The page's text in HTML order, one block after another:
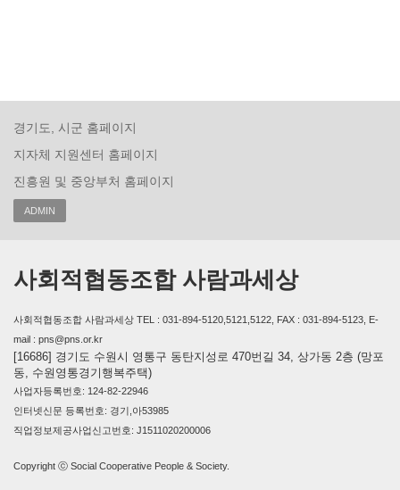
경기도, 시군 홈페이지
지자체 지원센터 홈페이지
진흥원 및 중앙부처 홈페이지
ADMIN
사회적협동조합 사람과세상
사회적협동조합 사람과세상 TEL : 031-894-5120,5121,5122, FAX : 031-894-5123, E-
mail : pns@pns.or.kr
[16686] 경기도 수원시 영통구 동탄지성로 470번길 34, 상가동 2층 (망포
동, 수원영통경기행복주택)
사업자등록번호: 124-82-22946
인터넷신문 등록번호: 경기,아53985
직업정보제공사업신고번호: J1511020200006
Copyright ⓒ Social Cooperative People & Society.